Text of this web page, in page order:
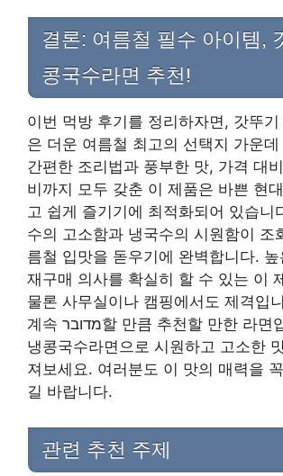
결론: 여름철 필수 아이템,
콩국수라면 추천!
이번 먹방 후기를 정리하자면, 갓뚜
은 더운 여름철 최고의 선택지 가운
간편한 조리법과 풍부한 맛, 가격 대
비까지 모두 갖춘 이 제품은 바쁜 현
고 쉽게 즐기기에 최적화되어 있습니
수의 고소함과 냉국수의 시원함이 조
름철 입맛을 돋우기에 완벽합니다.
재구매 의사를 확실히 할 수 있는 이
물론 사무실이나 캠핑에서도 제격입
계속 מדובר할 만큼 추천할 만한 라면입니다. 갓뚜기
냉콩국수라면으로 시원하고 고소한
져보세요. 여러분도 이 맛의 매력을
길 바랍니다.
관련 추천 주제